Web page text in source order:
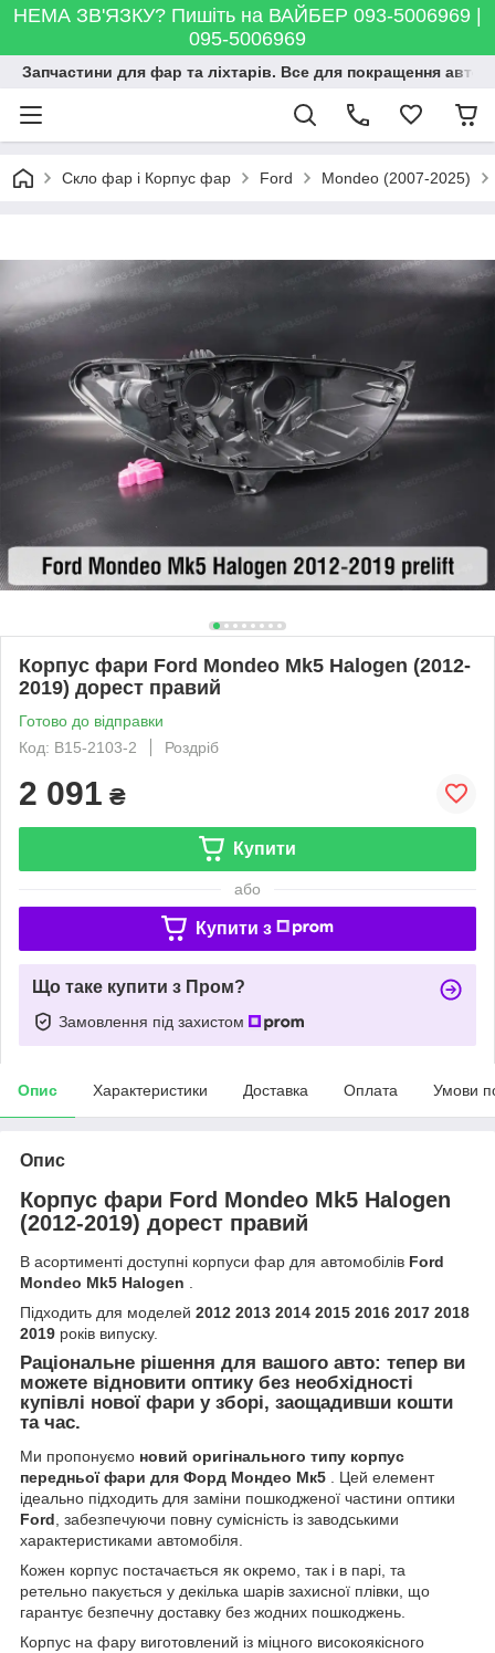
НЕМА ЗВ'ЯЗКУ? Пишіть на ВАЙБЕР 093-5006969 |
095-5006969
Запчастини для фар та ліхтарів. Все для покращення
Скло фар і Корпус фар Ford Mondeo (2007-2025)
Корпус фари Ford Mondeo Mk5 Halogen (2012-
2019) дорест правий
Готово до відправки
Код: B15-2103-2
Роздріб
2 091 ₴
Купити
або
Купити з
Що таке купити з Пром?
Замовлення під захистом
Опис Характеристики Доставка Оплата Умови
Опис
Корпус фари Ford Mondeo Mk5 Halogen
(2012-2019) дорест правий
В асортименті доступні корпуси фар для автомобілів Ford
Mondeo Mk5 Halogen .
Підходить для моделей 2012 2013 2014 2015 2016 2017 2018
2019 років випуску.
Раціональне рішення для вашого авто: тепер ви
можете відновити оптику без необхідності
купівлі нової фари у зборі, заощадивши кошти
та час.
Ми пропонуємо новий оригінального типу корпус
передньої фари для Форд Мондео Мк5 . Цей елемент
ідеально підходить для заміни пошкодженої частини оптики
Ford, забезпечуючи повну сумісність із заводськими
характеристиками автомобіля.
Кожен корпус постачається як окремо, так і в парі, та
ретельно пакується у декілька шарів захисної плівки, що
гарантує безпечну доставку без жодних пошкоджень.
Корпус на фару виготовлений із міцного високоякісного